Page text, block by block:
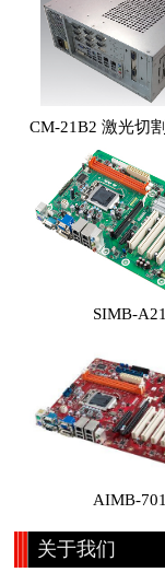
SIMB-A21
AIMB-701
关于我们